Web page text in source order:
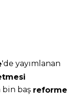
'de yayımlanan
baş reforme